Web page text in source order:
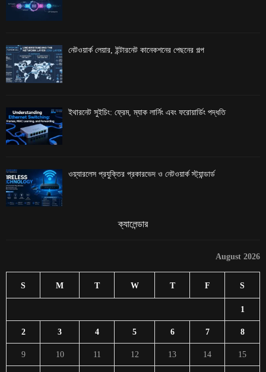
নেটওয়ার্ক লেয়ার, ইন্টারনেট কানেকশনের পেছনের গল্প
ইথারনেট সুইচিং: ফ্রেম, ম্যাক লার্নিং এবং ফরোয়ার্ডিং পদ্ধতি
ওয়্যারলেস প্রযুক্তির প্রকারভেদ ও নেটওয়ার্ক স্ট্যান্ডার্ড
ক্যালেন্ডার
August 2026
S M T W T F S
1
2 3 4 5 6 7 8
9 10 11 12 13 14 15